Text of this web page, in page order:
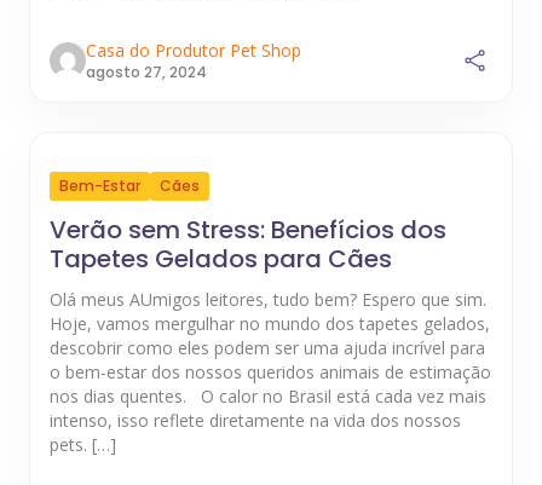
Casa do Produtor Pet Shop
agosto 27, 2024
Bem-Estar Cães
Verão sem Stress: Benefícios dos
Tapetes Gelados para Cães
Olá meus AUmigos leitores, tudo bem? Espero que sim.
Hoje, vamos mergulhar no mundo dos tapetes gelados,
descobrir como eles podem ser uma ajuda incrível para
o bem-estar dos nossos queridos animais de estimação
nos dias quentes. O calor no Brasil está cada vez mais
intenso, isso reflete diretamente na vida dos nossos
pets. […]